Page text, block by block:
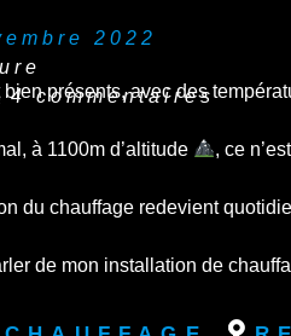
2022
4 commentaires
présents, avec des
à 1100m d’altitude , ce
du chauffage redevient
de mon installation de